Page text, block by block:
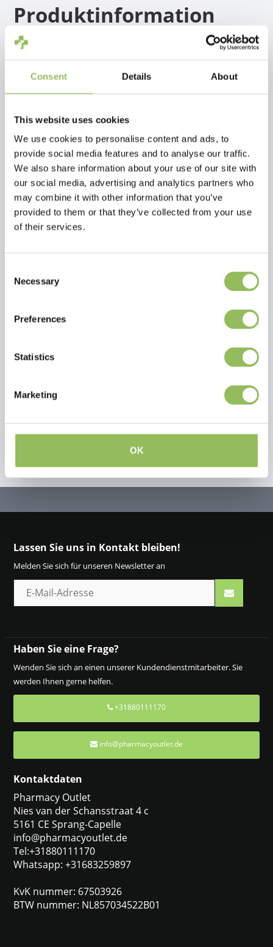
Consent Details About
This website uses cookies
We use cookies to personalise content and ads, to
provide social media features and to analyse our traffic.
We also share information about your use of our site with
our social media, advertising and analytics partners who
may combine it with other information that you’ve
provided to them or that they’ve collected from your use
of their services.
Selection
Necessary
Preferences
Statistics
Marketing
OK
Produktinformation
Cavalor Colostra versorgt neugeborene Fohlen mit lebenswichtiger
Kolostralmilch, wenn sie diese nicht oder nur unzureichend über die
über Antikörper, die sie innerhalb von 24 Stunden nach der Geburt
über Kolostrum oder Kolostralmilch erwerben müssen. Wenn ein
Kolostrum erhalten hat, ist es wichtig, diesen Mangel auszugleichen.
Cavalor Colostra erhöht den Spiegel der Immunglobuline im Blut. So
kann sich das Fohlen in der ersten Lebenswoche besser gegen
Krankheitserreger wie Viren und Bakterien wehren. Ein solider Start
ist für das gesunde Wachstum und die Entwicklung des Fohlens
unerlässlich.
Bewertungen
Lassen Sie uns in Kontakt bleiben!
Melden Sie sich für unseren Newsletter an
Haben Sie eine Frage?
Wenden Sie sich an einen unserer Kundendienstmitarbeiter. Sie
werden Ihnen gerne helfen.
+31880111170
info@pharmacyoutlet.de
Kontaktdaten
Pharmacy Outlet
Nies van der Schansstraat 4 c
5161 CE Sprang-Capelle
info@pharmacyoutlet.de
Tel:+31880111170
Whatsapp: +31683259897
KvK nummer: 67503926
BTW nummer: NL857034522B01